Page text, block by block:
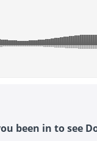
been in to see